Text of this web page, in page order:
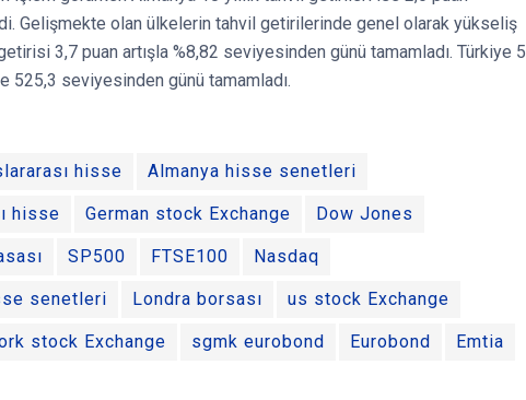
Gelişmekte olan ülkelerin tahvil getirilerinde genel olarak yükseliş
3,7 puan artışla %8,82 seviyesinden günü tamamladı. Türkiye 5
525,3 seviyesinden günü tamamladı.
hisse Almanya hisse senetleri
hisse German stock Exchange Dow Jones
SP500 FTSE100 Nasdaq
senetleri Londra borsası us stock Exchange
stock Exchange sgmk eurobond Eurobond Emtia